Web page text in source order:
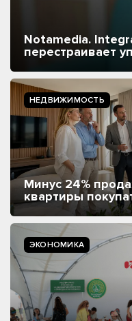
Notamedia.
перестраивает
НЕДВИЖИМОСТЬ
Минус 24%
квартиры
ЭКОНОМИКА